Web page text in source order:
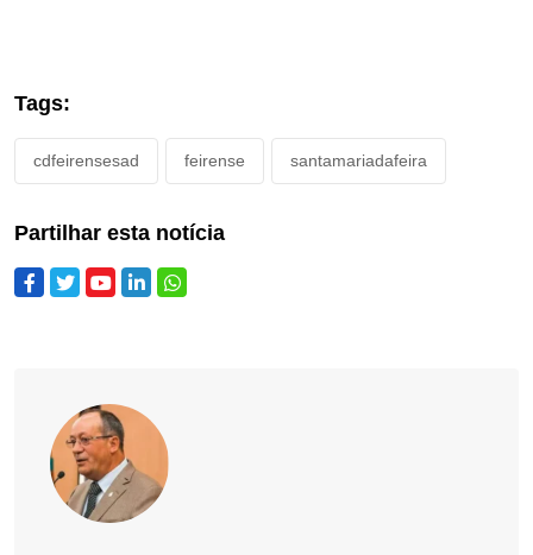
Tags:
cdfeirensesad feirense santamariadafeira
Partilhar esta notícia